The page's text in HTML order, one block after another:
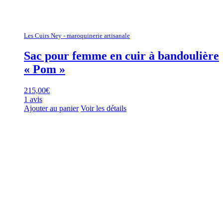
Les Cuirs Ney - maroquinerie artisanale
Sac pour femme en cuir à bandoulière
« Pom »
215,00€
1 avis
Ajouter au panier Voir les détails